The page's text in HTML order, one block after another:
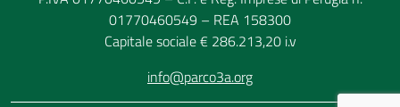
01770460549 – REA 158300
Capitale sociale € 286.213,20 i.v
info@parco3a.org